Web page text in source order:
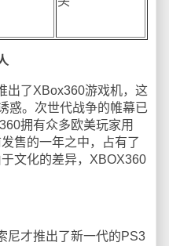
了XBox360游戏机，这
惑。次世代战争的帷幕已
拥有众多欧美玩家用
售的一年之中，占有了
文化的差异，XBOX360
才推出了新一代的PS3